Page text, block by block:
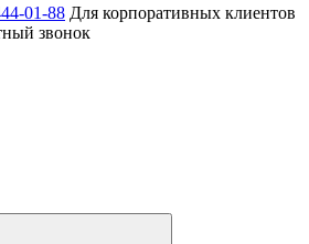
01-88 Для корпоративных клиентов
звонок